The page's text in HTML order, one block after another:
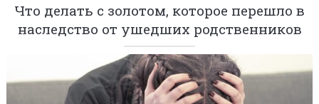
Что делать с золотом, которое перешло в
наследство от ушедших родственников